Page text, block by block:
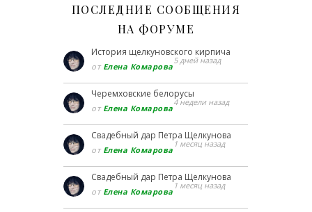
ПОСЛЕДНИЕ СООБЩЕНИЯ
НА ФОРУМЕ
История щелкуновского кирпича
от Елена Комарова
5 дней назад
Черемховские белорусы
от Елена Комарова
4 недели назад
Свадебный дар Петра Щелкунова
от Елена Комарова
1 месяц назад
Свадебный дар Петра Щелкунова
от Елена Комарова
1 месяц назад